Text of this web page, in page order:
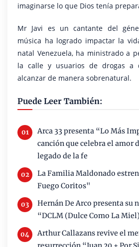
imaginarse lo que Dios tenía
Mr Javi es un cantante del
música ha logrado impactar la
natal Venezuela, ha ministrado a
la calle y usuarios de drogas a
alcanzar de manera sobrenatural.
Puede Leer También:
Arca 33 presenta “Lo Más
canción que celebra el amor
legado de la fe
La Familia Maldonado
Fuego Coritos"
Hernán De Arco presenta su
“DCLM (Dulce Como La
Arthur Callazans revive el